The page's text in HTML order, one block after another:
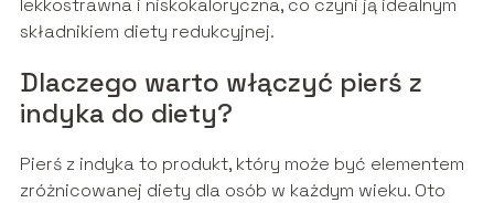
składnikiem diety redukcyjnej.
Dlaczego warto włączyć pierś z
indyka do diety?
Pierś z indyka to produkt, który może być elementem
zróżnicowanej diety dla osób w każdym wieku. Oto